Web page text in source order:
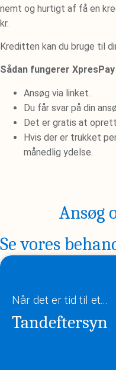
nemt og hurtigt af få en
kr.
Kreditten kan du bruge til
Sådan fungerer XpresPay
Ansøg via linket.
Du får svar på din
Det er gratis at
Hvis der er trukket
månedlig ydelse.
Ansøg
Se vores
Når det er tid til et...
Tandeftersyn